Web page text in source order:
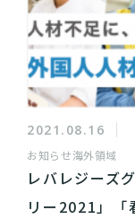
2021.08.16
お知らせ海外領域
レバレジーズ
リー2021」「